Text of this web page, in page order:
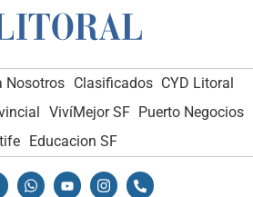
Nosotros Clasificados CYD Litoral
VivíMejor SF Puerto Negocios
Educacion SF